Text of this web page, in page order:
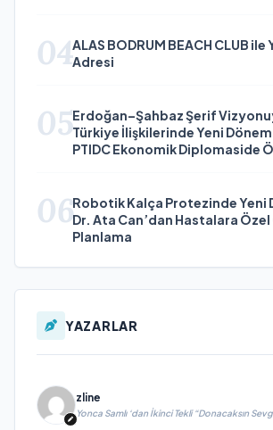
04ALAS BODRUM BEACH CLUB ile
Adresi
05Erdoğan–Şahbaz Şerif
Türkiye İlişkilerinde Yeni
PTIDC Ekonomik Diplomaside
06Robotik Kalça Protezinde Yeni
Dr. Ata Can’dan Hastalara
Planlama
YAZARLAR
zline
Yonca Samlı ‘dan İkinci Tekli “Donacaksın